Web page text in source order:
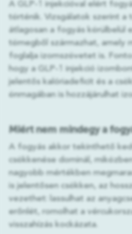
A GLP-1 injekcióval elért
történik. Vizsgálatok szerint a
átlagosan a fogyás körülbelül
tömegből származhat, amely
foglalja izomszövetet is.
hogy a GLP-1 injekció
jelentős kalóriadeficit és a
önmagában is hozzájárulhat
Miért nem mindegy a
A fogyás akkor tekinthető
csökkenése dominál,
nagyobb mértékben
is jelentősen csökken, az
vezethet: lassulhat az
erőnlét, romolhat a
visszahízás kockázata.